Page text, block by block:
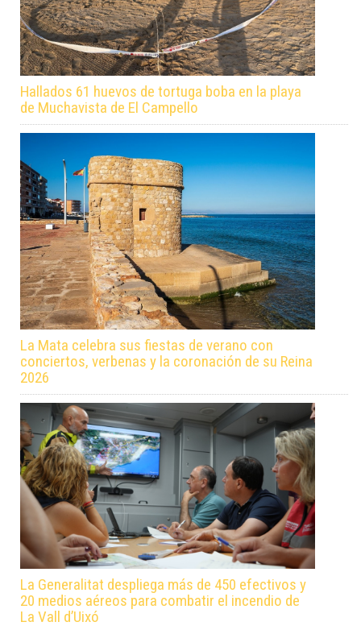
Hallados 61 huevos de tortuga boba en la playa
de Muchavista de El Campello
La Mata celebra sus fiestas de verano con
conciertos, verbenas y la coronación de su Reina
2026
La Generalitat despliega más de 450 efectivos y
20 medios aéreos para combatir el incendio de
La Vall d’Uixó